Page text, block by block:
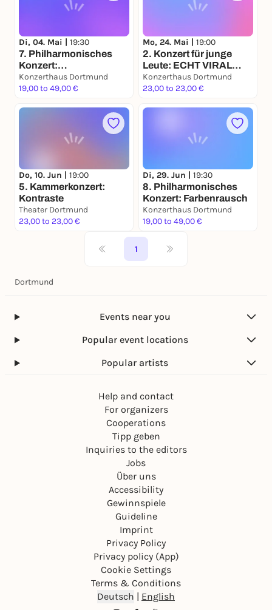
Di, 04. Mai | 19:30
7. Philharmonisches
Konzert:
Glücksversprechen
Konzerthaus Dortmund
19,00 to 49,00 €
Mo, 24. Mai | 19:00
2. Konzert für junge
Leute: ECHT VIRAL
Symphonic Trending
Sounds
Konzerthaus Dortmund
23,00 to 23,00 €
Do, 10. Jun | 19:00
5. Kammerkonzert:
Kontraste
Theater Dortmund
23,00 to 23,00 €
Di, 29. Jun | 19:30
8. Philharmonisches
Konzert: Farbenrausch
Konzerthaus Dortmund
19,00 to 49,00 €
1
Dortmund
Events near you
Popular event locations
Popular artists
Help and contact
For organizers
Cooperations
Tipp geben
Inquiries to the editors
Jobs
Über uns
Accessibility
Gewinnspiele
Guideline
Imprint
Privacy Policy
Privacy policy (App)
Cookie Settings
Terms & Conditions
Deutsch
English